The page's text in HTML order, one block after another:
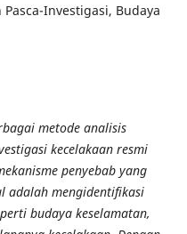
Investigasi, Budaya
metode analisis
kecelakaan resmi
penyebab yang
adalah mengidentifikasi
budaya keselamatan,